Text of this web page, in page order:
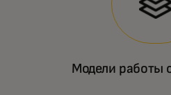
Модели работы